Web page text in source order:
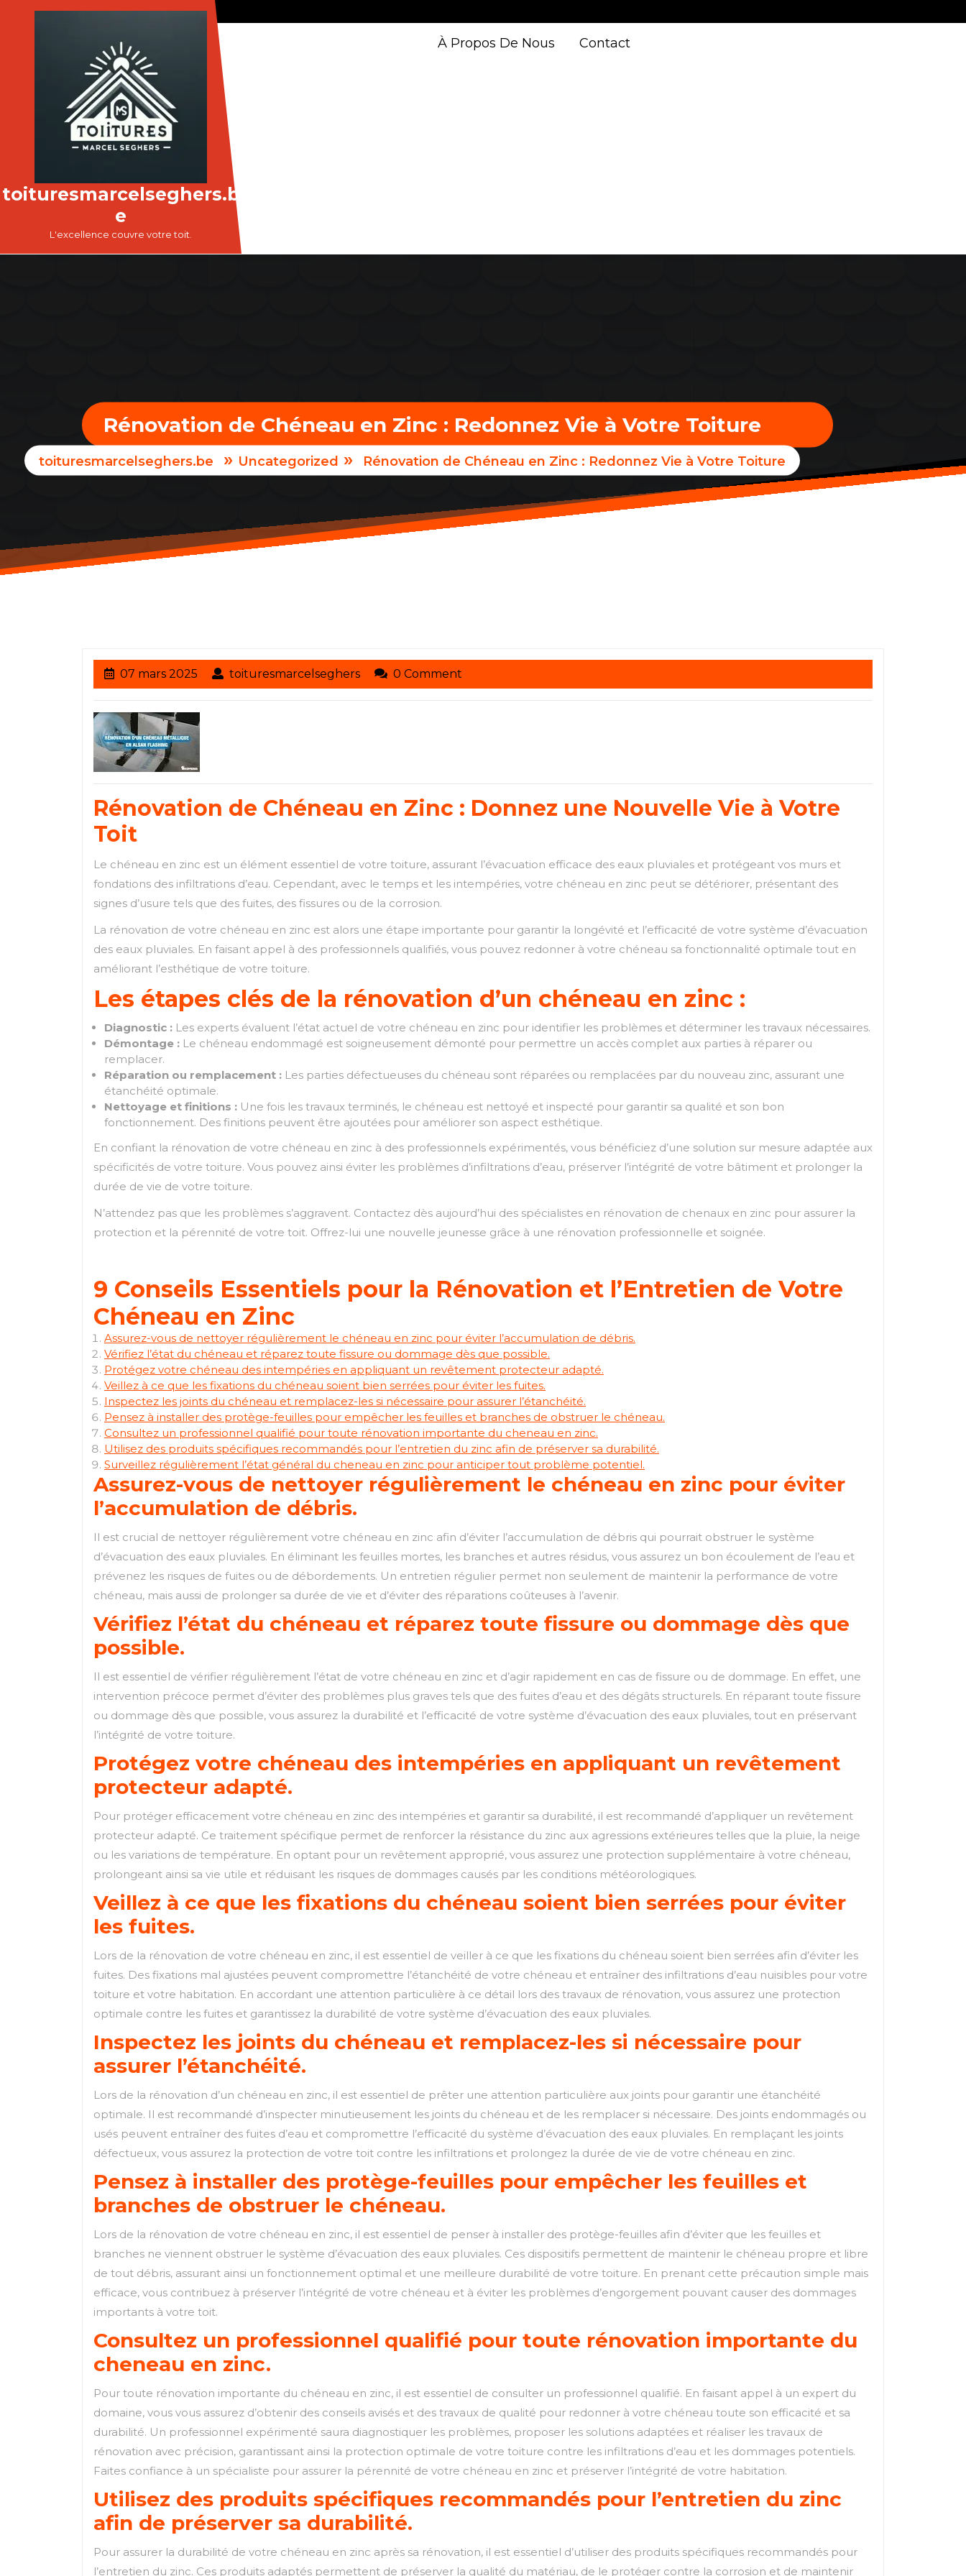
toituresmarcelseghers.b
e
L'excellence couvre votre toit.
À Propos De Nous Contact
Rénovation de Chéneau en Zinc : Redonnez Vie à Votre Toiture
toituresmarcelseghers.be » Uncategorized » Rénovation de Chéneau en Zinc : Redonnez Vie à Votre Toiture
07 mars 2025
mars
toituresmarcelsegherstoituresmarcelseghers
0 Comment
Rénovation de Chéneau en Zinc : Donnez une Nouvelle Vie à Votre
Toit
Le chéneau en zinc est un élément essentiel de votre toiture, assurant l’évacuation efficace des eaux pluviales et protégeant vos murs et
fondations des infiltrations d’eau. Cependant, avec le temps et les intempéries, votre chéneau en zinc peut se détériorer, présentant des
signes d’usure tels que des fuites, des fissures ou de la corrosion.
La rénovation de votre chéneau en zinc est alors une étape importante pour garantir la longévité et l’efficacité de votre système d’évacuation
des eaux pluviales. En faisant appel à des professionnels qualifiés, vous pouvez redonner à votre chéneau sa fonctionnalité optimale tout en
améliorant l’esthétique de votre toiture.
Les étapes clés de la rénovation d’un chéneau en zinc :
Diagnostic : Les experts évaluent l’état actuel de votre chéneau en zinc pour identifier les problèmes et déterminer les travaux nécessaires.
Démontage : Le chéneau endommagé est soigneusement démonté pour permettre un accès complet aux parties à réparer ou
remplacer.
Réparation ou remplacement : Les parties défectueuses du chéneau sont réparées ou remplacées par du nouveau zinc, assurant une
étanchéité optimale.
Nettoyage et finitions : Une fois les travaux terminés, le chéneau est nettoyé et inspecté pour garantir sa qualité et son bon
fonctionnement. Des finitions peuvent être ajoutées pour améliorer son aspect esthétique.
En confiant la rénovation de votre chéneau en zinc à des professionnels expérimentés, vous bénéficiez d’une solution sur mesure adaptée aux
spécificités de votre toiture. Vous pouvez ainsi éviter les problèmes d’infiltrations d’eau, préserver l’intégrité de votre bâtiment et prolonger la
durée de vie de votre toiture.
N’attendez pas que les problèmes s’aggravent. Contactez dès aujourd’hui des spécialistes en rénovation de chenaux en zinc pour assurer la
protection et la pérennité de votre toit. Offrez-lui une nouvelle jeunesse grâce à une rénovation professionnelle et soignée.
9 Conseils Essentiels pour la Rénovation et l’Entretien de Votre
Chéneau en Zinc
Assurez-vous de nettoyer régulièrement le chéneau en zinc pour éviter l’accumulation de débris.
Vérifiez l’état du chéneau et réparez toute fissure ou dommage dès que possible.
Protégez votre chéneau des intempéries en appliquant un revêtement protecteur adapté.
Veillez à ce que les fixations du chéneau soient bien serrées pour éviter les fuites.
Inspectez les joints du chéneau et remplacez-les si nécessaire pour assurer l’étanchéité.
Pensez à installer des protège-feuilles pour empêcher les feuilles et branches de obstruer le chéneau.
Consultez un professionnel qualifié pour toute rénovation importante du cheneau en zinc.
Utilisez des produits spécifiques recommandés pour l’entretien du zinc afin de préserver sa durabilité.
Surveillez régulièrement l’état général du cheneau en zinc pour anticiper tout problème potentiel.
Assurez-vous de nettoyer régulièrement le chéneau en zinc pour éviter
l’accumulation de débris.
Il est crucial de nettoyer régulièrement votre chéneau en zinc afin d’éviter l’accumulation de débris qui pourrait obstruer le système
d’évacuation des eaux pluviales. En éliminant les feuilles mortes, les branches et autres résidus, vous assurez un bon écoulement de l’eau et
prévenez les risques de fuites ou de débordements. Un entretien régulier permet non seulement de maintenir la performance de votre
chéneau, mais aussi de prolonger sa durée de vie et d’éviter des réparations coûteuses à l’avenir.
Vérifiez l’état du chéneau et réparez toute fissure ou dommage dès que
possible.
Il est essentiel de vérifier régulièrement l’état de votre chéneau en zinc et d’agir rapidement en cas de fissure ou de dommage. En effet, une
intervention précoce permet d’éviter des problèmes plus graves tels que des fuites d’eau et des dégâts structurels. En réparant toute fissure
ou dommage dès que possible, vous assurez la durabilité et l’efficacité de votre système d’évacuation des eaux pluviales, tout en préservant
l’intégrité de votre toiture.
Protégez votre chéneau des intempéries en appliquant un revêtement
protecteur adapté.
Pour protéger efficacement votre chéneau en zinc des intempéries et garantir sa durabilité, il est recommandé d’appliquer un revêtement
protecteur adapté. Ce traitement spécifique permet de renforcer la résistance du zinc aux agressions extérieures telles que la pluie, la neige
ou les variations de température. En optant pour un revêtement approprié, vous assurez une protection supplémentaire à votre chéneau,
prolongeant ainsi sa vie utile et réduisant les risques de dommages causés par les conditions météorologiques.
Veillez à ce que les fixations du chéneau soient bien serrées pour éviter
les fuites.
Lors de la rénovation de votre chéneau en zinc, il est essentiel de veiller à ce que les fixations du chéneau soient bien serrées afin d’éviter les
fuites. Des fixations mal ajustées peuvent compromettre l’étanchéité de votre chéneau et entraîner des infiltrations d’eau nuisibles pour votre
toiture et votre habitation. En accordant une attention particulière à ce détail lors des travaux de rénovation, vous assurez une protection
optimale contre les fuites et garantissez la durabilité de votre système d’évacuation des eaux pluviales.
Inspectez les joints du chéneau et remplacez-les si nécessaire pour
assurer l’étanchéité.
Lors de la rénovation d’un chéneau en zinc, il est essentiel de prêter une attention particulière aux joints pour garantir une étanchéité
optimale. Il est recommandé d’inspecter minutieusement les joints du chéneau et de les remplacer si nécessaire. Des joints endommagés ou
usés peuvent entraîner des fuites d’eau et compromettre l’efficacité du système d’évacuation des eaux pluviales. En remplaçant les joints
défectueux, vous assurez la protection de votre toit contre les infiltrations et prolongez la durée de vie de votre chéneau en zinc.
Pensez à installer des protège-feuilles pour empêcher les feuilles et
branches de obstruer le chéneau.
Lors de la rénovation de votre chéneau en zinc, il est essentiel de penser à installer des protège-feuilles afin d’éviter que les feuilles et
branches ne viennent obstruer le système d’évacuation des eaux pluviales. Ces dispositifs permettent de maintenir le chéneau propre et libre
de tout débris, assurant ainsi un fonctionnement optimal et une meilleure durabilité de votre toiture. En prenant cette précaution simple mais
efficace, vous contribuez à préserver l’intégrité de votre chéneau et à éviter les problèmes d’engorgement pouvant causer des dommages
importants à votre toit.
Consultez un professionnel qualifié pour toute rénovation importante du
cheneau en zinc.
Pour toute rénovation importante du chéneau en zinc, il est essentiel de consulter un professionnel qualifié. En faisant appel à un expert du
domaine, vous vous assurez d’obtenir des conseils avisés et des travaux de qualité pour redonner à votre chéneau toute son efficacité et sa
durabilité. Un professionnel expérimenté saura diagnostiquer les problèmes, proposer les solutions adaptées et réaliser les travaux de
rénovation avec précision, garantissant ainsi la protection optimale de votre toiture contre les infiltrations d’eau et les dommages potentiels.
Faites confiance à un spécialiste pour assurer la pérennité de votre chéneau en zinc et préserver l’intégrité de votre habitation.
Utilisez des produits spécifiques recommandés pour l’entretien du zinc
afin de préserver sa durabilité.
Pour assurer la durabilité de votre chéneau en zinc après sa rénovation, il est essentiel d’utiliser des produits spécifiques recommandés pour
l’entretien du zinc. Ces produits adaptés permettent de préserver la qualité du matériau, de le protéger contre la corrosion et de maintenir